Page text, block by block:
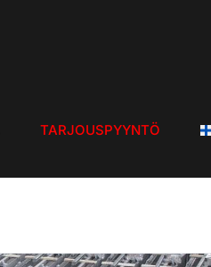
TARJOUSPYYNTÖ